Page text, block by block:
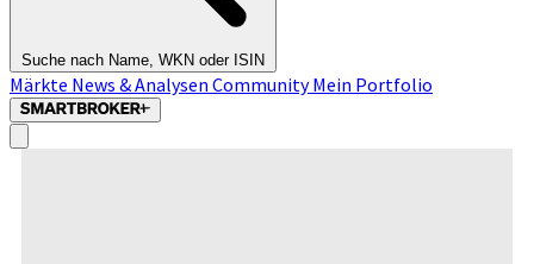
Suche nach Name, WKN oder ISIN
Märkte News & Analysen CommunityMein Portfolio